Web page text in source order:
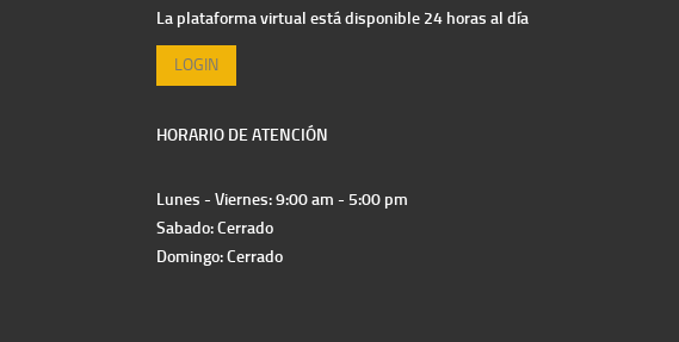
La plataforma virtual está disponible 24 horas al día
LOGIN
HORARIO DE ATENCIÓN
Lunes - Viernes: 9:00 am - 5:00 pm
Sabado: Cerrado
Domingo: Cerrado